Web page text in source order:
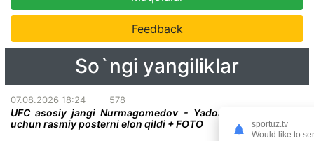
Feedback
So`ngi yangiliklar
07.08.2026 18:24 578
UFC asosiy jangi Nurmagomedov - Yadong bo'lgan turnir
uchun rasmiy posterni elon qildi + FOTO
sportuz.tv
Would like to